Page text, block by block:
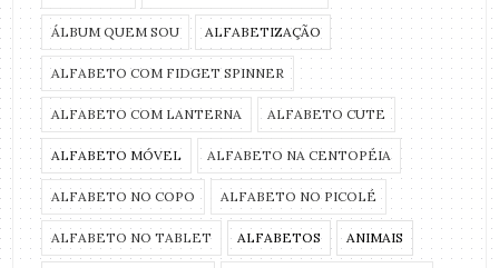
ÁLBUM QUEM SOU ALFABETIZAÇÃO
ALFABETO COM FIDGET SPINNER
ALFABETO COM LANTERNA ALFABETO CUTE
ALFABETO MÓVEL ALFABETO NA CENTOPÉIA
ALFABETO NO COPO ALFABETO NO PICOLÉ
ALFABETO NO TABLET ALFABETOS ANIMAIS